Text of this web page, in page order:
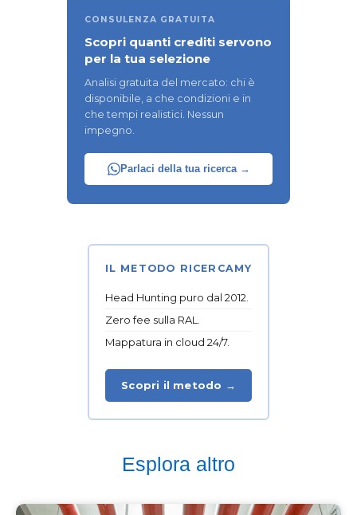
CONSULENZA GRATUITA
Scopri quanti crediti servono
per la tua selezione
Analisi gratuita del mercato: chi è
disponibile, a che condizioni e in
che tempi realistici. Nessun
impegno.
Parlaci della tua ricerca →
IL METODO RICERCAMY
Head Hunting puro dal 2012.
Zero fee sulla RAL.
Mappatura in cloud 24/7.
Scopri il metodo →
Esplora altro